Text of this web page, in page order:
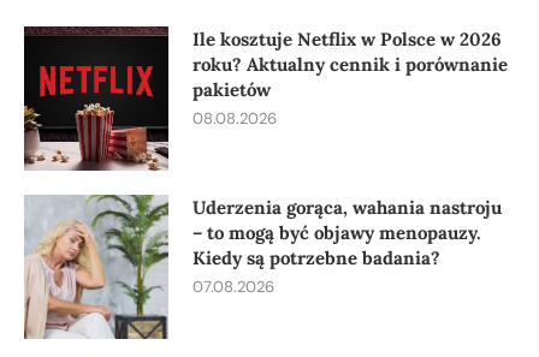
Ile kosztuje Netflix w Polsce w 2026
roku? Aktualny cennik i porównanie
pakietów
08.08.2026
Uderzenia gorąca, wahania nastroju
– to mogą być objawy menopauzy.
Kiedy są potrzebne badania?
07.08.2026